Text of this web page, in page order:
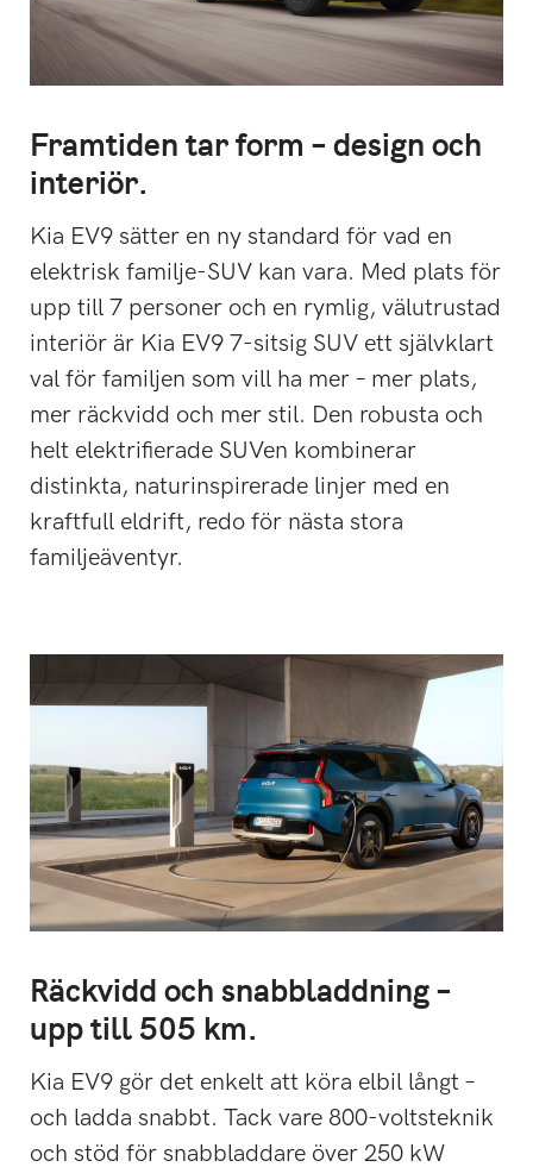
Framtiden tar form – design och
interiör.
Kia EV9 sätter en ny standard för vad en
elektrisk familje-SUV kan vara. Med plats för
upp till 7 personer och en rymlig, välutrustad
interiör är Kia EV9 7-sitsig SUV ett självklart
val för familjen som vill ha mer – mer plats,
mer räckvidd och mer stil. Den robusta och
helt elektrifierade SUVen kombinerar
distinkta, naturinspirerade linjer med en
kraftfull eldrift, redo för nästa stora
familjeäventyr.
Räckvidd och snabbladdning –
upp till 505 km.
Kia EV9 gör det enkelt att köra elbil långt –
och ladda snabbt. Tack vare 800-voltsteknik
och stöd för snabbladdare över 250 kW